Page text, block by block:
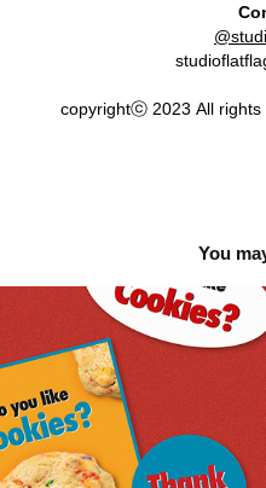
copyrightⓒ 2023 All rights
You
Brand Design for Do You
키